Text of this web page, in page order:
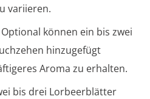
variieren.
Optional können ein bis zwei
hinzugefügt
Aroma zu erhalten.
bis drei Lorbeerblätter